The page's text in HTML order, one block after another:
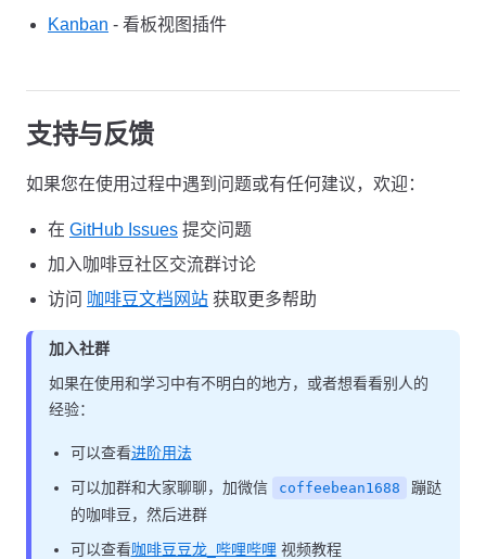
Kanban - 看板视图插件
支持与反馈
如果您在使用过程中遇到问题或有任何建议，欢迎：
在 GitHub Issues 提交问题
加入咖啡豆社区交流群讨论
访问 咖啡豆文档网站 获取更多帮助
加入社群
如果在使用和学习中有不明白的地方，或者想看看别人的
经验：
可以查看进阶用法
可以加群和大家聊聊，加微信
coffeebean1688
蹦跶
的咖啡豆，然后进群
可以查看咖啡豆豆龙_哔哩哔哩 视频教程